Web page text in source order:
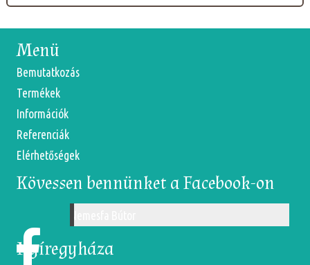
Menü
Bemutatkozás
Termékek
Információk
Referenciák
Elérhetőségek
Kövessen bennünket a Facebook-on
Nyíregyháza